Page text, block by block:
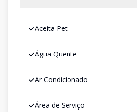
Aceita Pet
Água Quente
Ar Condicionado
Área de Serviço